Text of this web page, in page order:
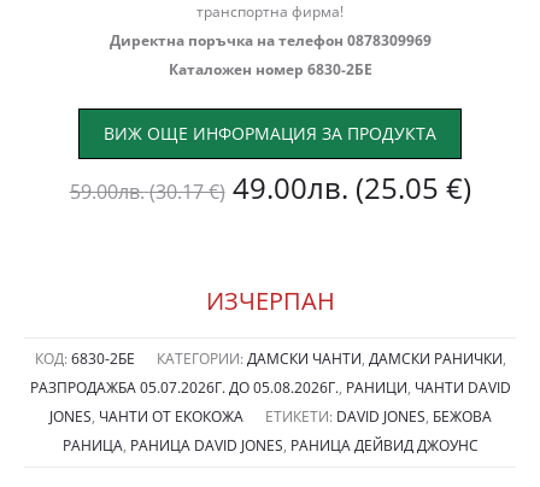
транспортна фирма!
Директна поръчка на телефон 0878309969
Каталожен номер 6830-2БЕ
ВИЖ ОЩЕ ИНФОРМАЦИЯ ЗА ПРОДУКТА
59.00лв.(30.17 €) Original
was:
59.00лв.
(30.17
49.00лв. (25.05 €)
ИЗЧЕРПАН
КОД: 6830-2БЕ КАТЕГОРИИ: ДАМСКИ ЧАНТИ, ДАМСКИ РАНИЧКИ,
РАЗПРОДАЖБА 05.07.2026Г. ДО 05.08.2026Г., РАНИЦИ, ЧАНТИ DAVID
JONES, ЧАНТИ ОТ ЕКОКОЖА ЕТИКЕТИ: DAVID JONES, БЕЖОВА
РАНИЦА, РАНИЦА DAVID JONES, РАНИЦА ДЕЙВИД ДЖОУНС